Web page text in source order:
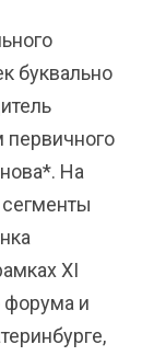
буквально
первичного
На
XI
форума и